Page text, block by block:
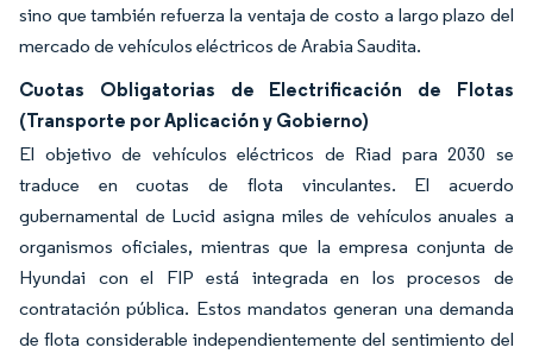
sino que también refuerza la ventaja de costo a largo plazo del
mercado de vehículos eléctricos de Arabia Saudita.
Cuotas Obligatorias de Electrificación de Flotas
(Transporte por Aplicación y Gobierno)
El objetivo de vehículos eléctricos de Riad para 2030 se
traduce en cuotas de flota vinculantes. El acuerdo
gubernamental de Lucid asigna miles de vehículos anuales a
organismos oficiales, mientras que la empresa conjunta de
Hyundai con el FIP está integrada en los procesos de
contratación pública. Estos mandatos generan una demanda
de flota considerable independientemente del sentimiento del